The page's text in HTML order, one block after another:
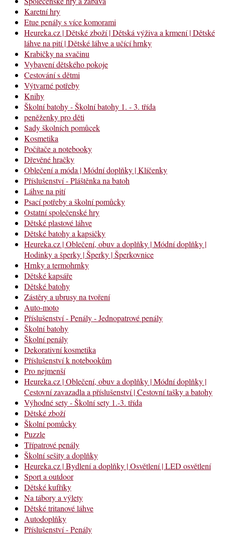
Karetní hry
Etue penály s více komorami
Heureka.cz | Dětské zboží | Dětská výživa a krmení | Dětské
láhve na pití | Dětské láhve a učící hrnky
Krabičky na svačinu
Vybavení dětského pokoje
Cestování s dětmi
Výtvarné potřeby
Knihy
Školní batohy - Školní batohy 1. - 3. třída
peněženky pro děti
Sady školních pomůcek
Kosmetika
Počítače a notebooky
Dřevěné hračky
Oblečení a móda | Módní doplňky | Klíčenky
Příslušenství - Pláštěnka na batoh
Láhve na pití
Psací potřeby a školní pomůcky
Ostatní společenské hry
Dětské plastové láhve
Dětské batohy a kapsičky
Heureka.cz | Oblečení, obuv a doplňky | Módní doplňky |
Hodinky a šperky | Šperky | Šperkovnice
Hrnky a termohrnky
Dětské kapsáře
Dětské batohy
Zástěry a ubrusy na tvoření
Auto-moto
Příslušenství - Penály - Jednopatrové penály
Školní batohy
Školní penály
Dekorativní kosmetika
Příslušenství k notebookům
Pro nejmenší
Heureka.cz | Oblečení, obuv a doplňky | Módní doplňky |
Cestovní zavazadla a příslušenství | Cestovní tašky a batohy
Výhodné sety - Školní sety 1.-3. třída
Dětské zboží
Školní pomůcky
Puzzle
Třípatrové penály
Školní sešity a doplňky
Heureka.cz | Bydlení a doplňky | Osvětlení | LED osvětlení
Sport a outdoor
Dětské kufříky
Na tábory a výlety
Dětské tritanové láhve
Autodoplňky
Příslušenství - Penály